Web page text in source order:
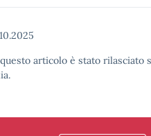
articolo è stato rilasciato